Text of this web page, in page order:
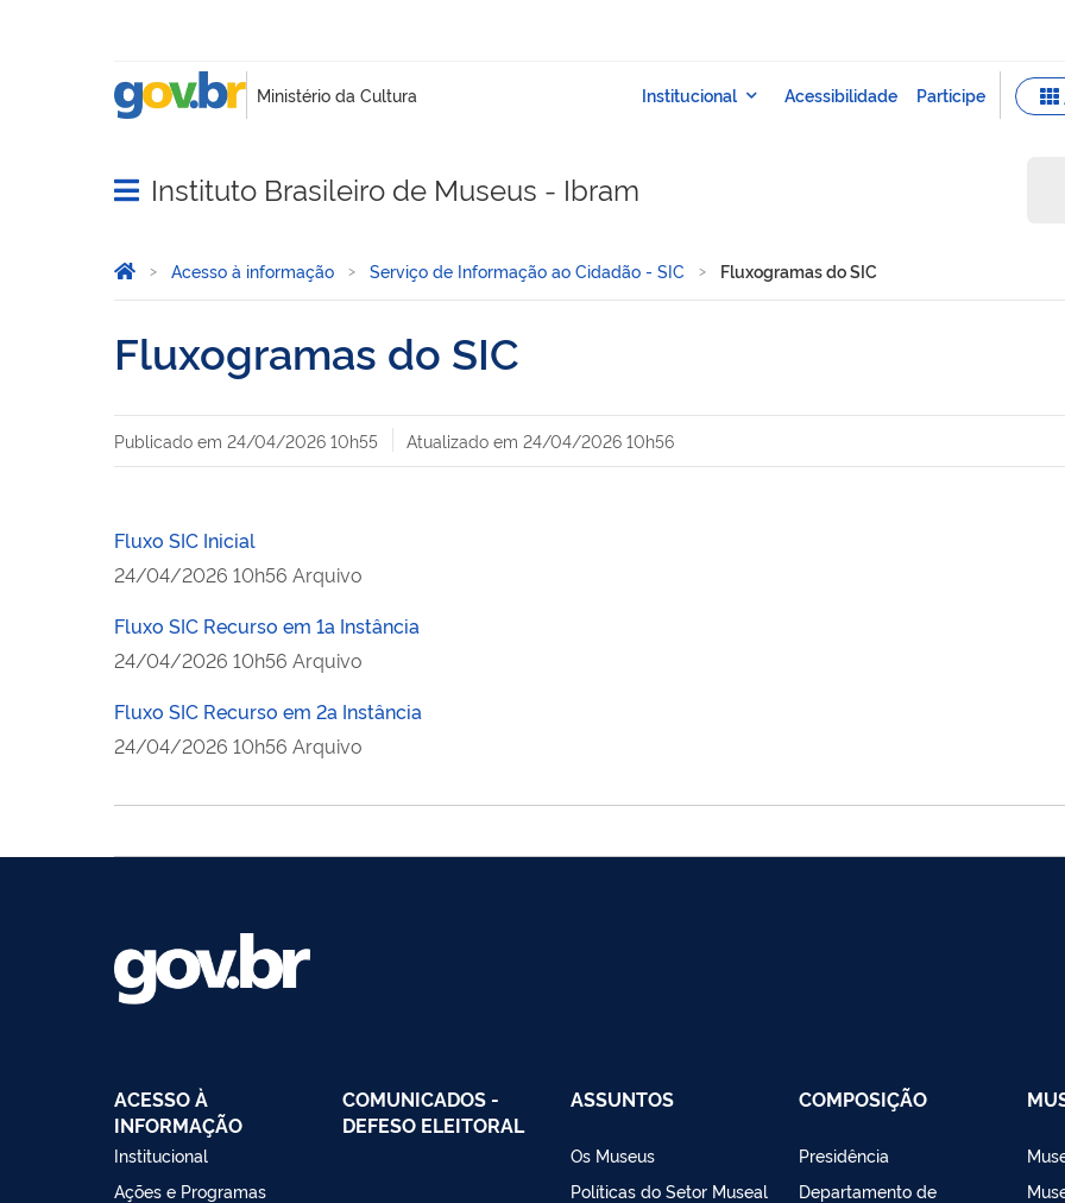
Abrir menu principal de navegação
Instituto Brasileiro de Museus - Ibram
Você está aqui:
Página Inicial
Acesso à informação Serviço de Informação ao Cidadão - SIC Fluxogramas do SIC
Fluxogramas do SIC
Publicado em 24/04/2026 10h55 Atualizado em 24/04/2026 10h56
Fluxo SIC Inicial
publicado
24/04/2026 10h56 Arquivo
Fluxo SIC Recurso em 1a Instância
publicado
24/04/2026 10h56 Arquivo
Fluxo SIC Recurso em 2a Instância
publicado
24/04/2026 10h56 Arquivo
ACESSO À
INFORMAÇÃO
Institucional
Ações e Programas
COMUNICADOS -
DEFESO ELEITORAL
ASSUNTOS
Os Museus
Políticas do Setor Museal
COMPOSIÇÃO
Presidência
Departamento de